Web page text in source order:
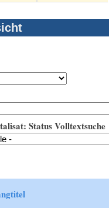
Status Volltextsuche